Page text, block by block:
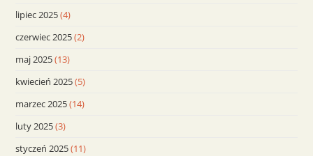
lipiec 2025(4)
czerwiec 2025(2)
maj 2025(13)
kwiecień 2025(5)
marzec 2025(14)
luty 2025(3)
styczeń 2025(11)